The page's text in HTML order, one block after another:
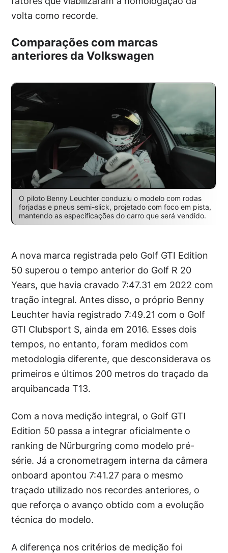
volta como recorde.
Comparações com marcas
anteriores da Volkswagen
O piloto Benny Leuchter conduziu o modelo com rodas
forjadas e pneus semi-slick, projetado com foco em pista,
mantendo as especificações do carro que será vendido.
A nova marca registrada pelo Golf GTI Edition
50 superou o tempo anterior do Golf R 20
Years, que havia cravado 7:47.31 em 2022 com
tração integral. Antes disso, o próprio Benny
Leuchter havia registrado 7:49.21 com o Golf
GTI Clubsport S, ainda em 2016. Esses dois
tempos, no entanto, foram medidos com
metodologia diferente, que desconsiderava os
primeiros e últimos 200 metros do traçado da
arquibancada T13.
Com a nova medição integral, o Golf GTI
Edition 50 passa a integrar oficialmente o
ranking de Nürburgring como modelo pré-
série. Já a cronometragem interna da câmera
onboard apontou 7:41.27 para o mesmo
traçado utilizado nos recordes anteriores, o
que reforça o avanço obtido com a evolução
técnica do modelo.
A diferença nos critérios de medição foi